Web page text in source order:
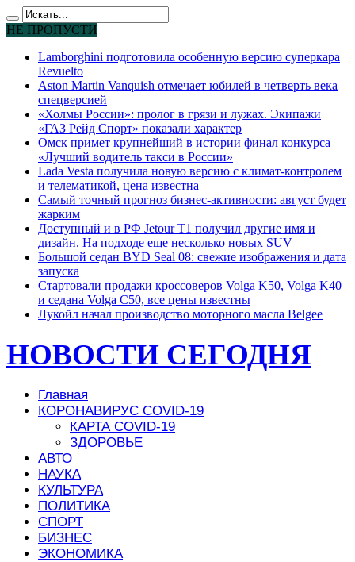
НЕ ПРОПУСТИ
Lamborghini подготовила особенную версию суперкара
Revuelto
Aston Martin Vanquish отмечает юбилей в четверть века
спецверсией
«Холмы России»: пролог в грязи и лужах. Экипажи
«ГАЗ Рейд Спорт» показали характер
Омск примет крупнейший в истории финал конкурса
«Лучший водитель такси в России»
Lada Vesta получила новую версию с климат-контролем
и телематикой, цена известна
Самый точный прогноз бизнес-активности: август будет
жарким
Доступный и в РФ Jetour T1 получил другие имя и
дизайн. На подходе еще несколько новых SUV
Большой седан BYD Seal 08: свежие изображения и дата
запуска
Стартовали продажи кроссоверов Volga K50, Volga K40
и седана Volga C50, все цены известны
Лукойл начал производство моторного масла Belgee
НОВОСТИ СЕГОДНЯ
Главная
КОРОНАВИРУС COVID-19
КАРТА COVID-19
ЗДОРОВЬЕ
АВТО
НАУКА
КУЛЬТУРА
ПОЛИТИКА
СПОРТ
БИЗНЕС
ЭКОНОМИКА